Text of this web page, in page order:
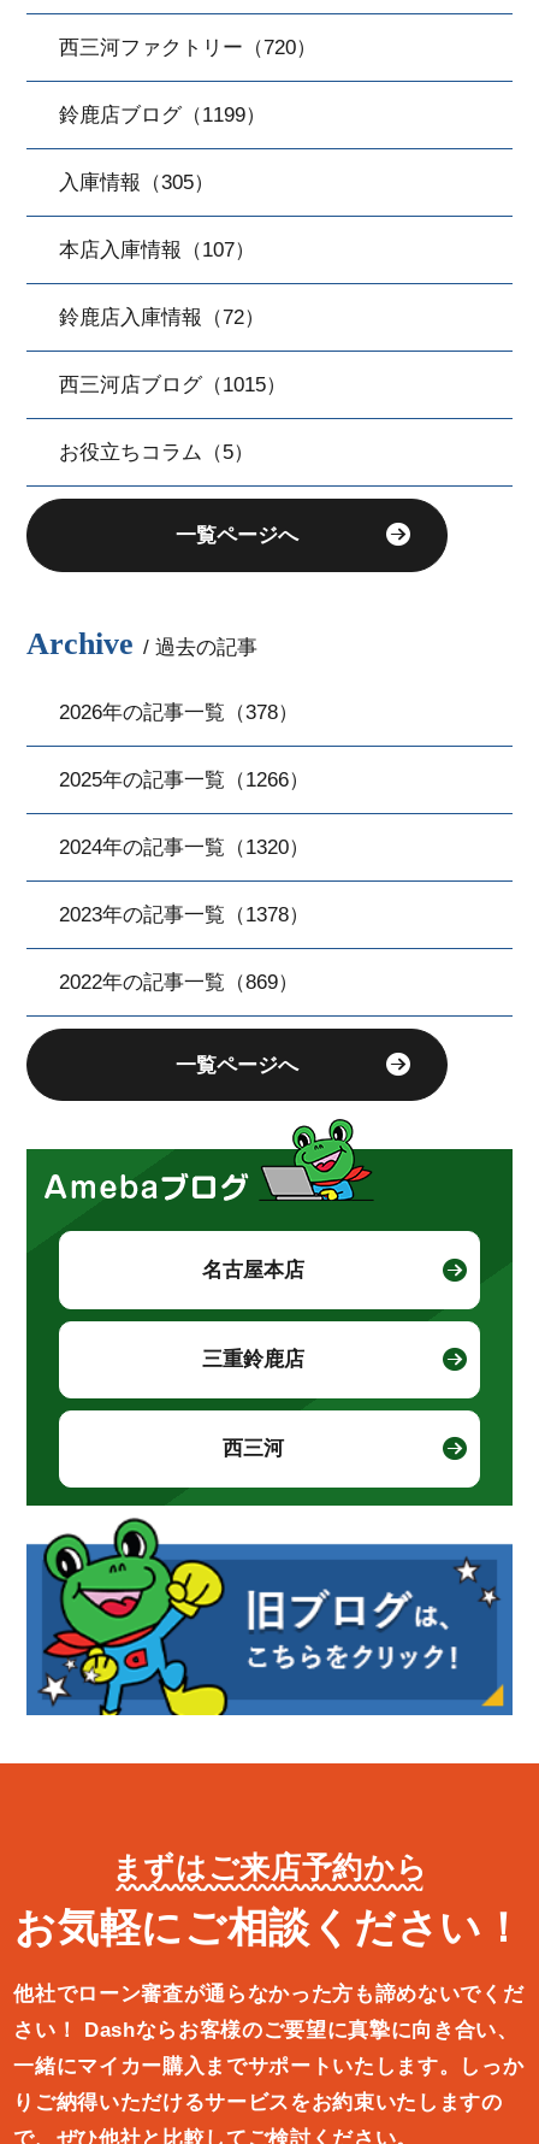
西三河ファクトリー（720）
鈴鹿店ブログ（1199）
入庫情報（305）
本店入庫情報（107）
鈴鹿店入庫情報（72）
西三河店ブログ（1015）
お役立ちコラム（5）
一覧ページへ
Archive / 過去の記事
2026年の記事一覧（378）
2025年の記事一覧（1266）
2024年の記事一覧（1320）
2023年の記事一覧（1378）
2022年の記事一覧（869）
一覧ページへ
名古屋本店
三重鈴鹿店
西三河
まずはご来店予約から
お気軽にご相談ください！
他社でローン審査が通らなかった方も諦めないでくだ
さい！
Dashならお客様のご要望に真摯に向き合い、
一緒にマイカー購入ま でサポートいたします。しっか
りご納得いただけるサービスをお約束いたしますの
で、ぜひ他社と比較してご検討ください。